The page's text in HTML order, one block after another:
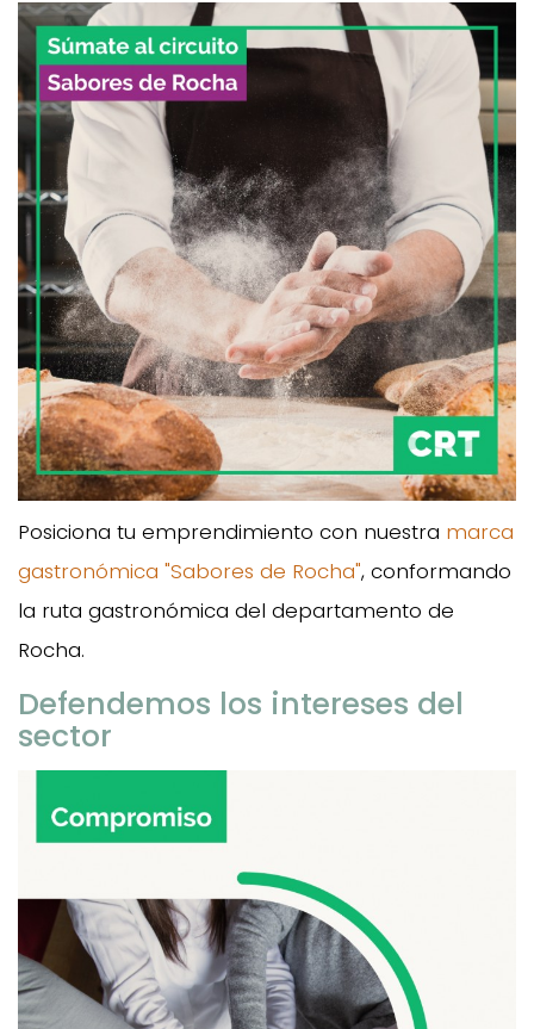
Posiciona tu emprendimiento con nuestra marca
gastronómica "Sabores de Rocha", conformando
la ruta gastronómica del departamento de
Rocha.
Defendemos los intereses del
sector